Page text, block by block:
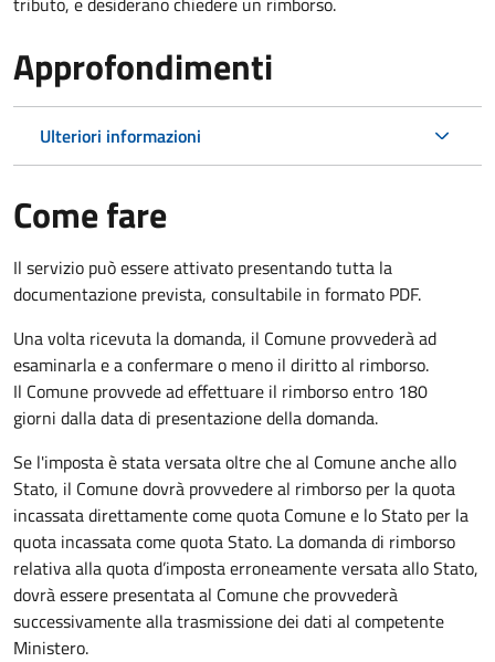
Approfondimenti
Ulteriori informazioni
Come fare
Il servizio può essere attivato presentando tutta la
documentazione prevista, consultabile in formato PDF.
Una volta ricevuta la domanda, il Comune provvederà ad
esaminarla e a confermare o meno il diritto al rimborso.
Il Comune provvede ad effettuare il rimborso entro 180
giorni dalla data di presentazione della domanda.
Se l'imposta è stata versata oltre che al Comune anche allo
Stato, il Comune dovrà provvedere al rimborso per la quota
incassata direttamente come quota Comune e lo Stato per la
quota incassata come quota Stato. La domanda di rimborso
relativa alla quota d’imposta erroneamente versata allo Stato,
dovrà essere presentata al Comune che provvederà
successivamente alla trasmissione dei dati al competente
Ministero.